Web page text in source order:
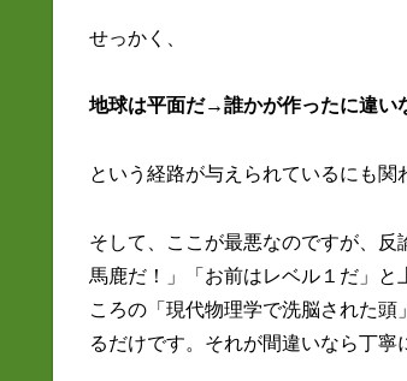
せっかく、
地球は平面だ→誰かが作ったに違い
という経路が与えられているにも関
そして、ここが最悪なのですが、
馬鹿だ！」「お前はレベル１だ」
ころの「現代物理学で洗脳された
るだけです。それが間違いなら丁寧